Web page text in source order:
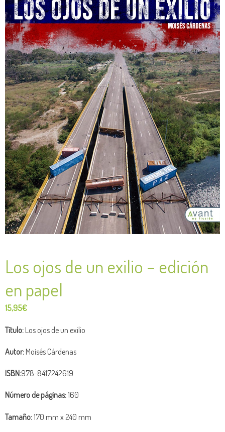
Los ojos de un exilio – edición
en papel
15,95€
Título:Los ojos de un exilio
Autor:Moisés Cárdenas
ISBN:978-8417242619
Número de páginas:160
Tamaño:170 mm x 240 mm